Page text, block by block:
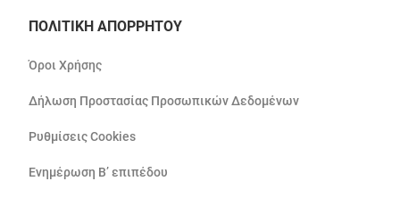
ΠΟΛΙΤΙΚΗ ΑΠΟΡΡΗΤΟΥ
Όροι Χρήσης
Δήλωση Προστασίας Προσωπικών Δεδομένων
Ρυθμίσεις Cookies
Ενημέρωση Β’ επιπέδου